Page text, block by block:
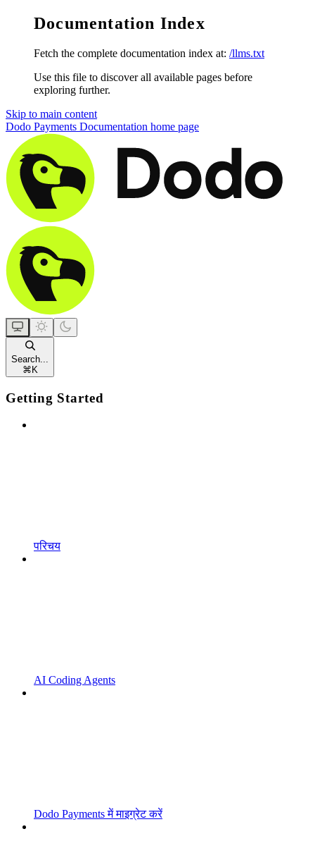
Documentation Index
Fetch the complete documentation index at: /llms.txt
Use this file to discover all available pages before
exploring further.
Skip to main content
Dodo Payments Documentation home page
Search...
⌘ K
Getting Started
परिचय
AI Coding Agents
Dodo Payments में माइग्रेट करें